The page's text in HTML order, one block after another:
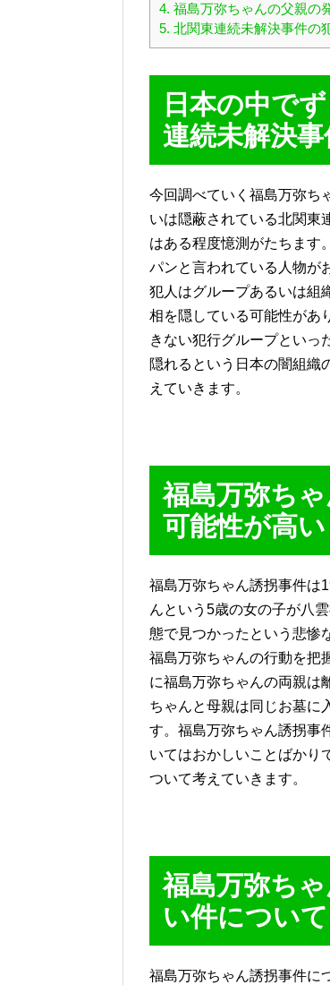
4. 福島万弥ちゃんの父親の
5. 北関東連続未解決事件の
日本の中で
連続未解決事
今回調べていく福島万弥ち
いは隠蔽されている北関東
はある程度憶測がたちます
パンと言われている人物が
犯人はグループあるいは組
相を隠している可能性があ
きない犯行グループといっ
隠れるという日本の闇組織
えていきます。
福島万弥ち
可能性が高い
福島万弥ちゃん誘拐事件は
んという5歳の女の子が八
態で見つかったという悲惨
福島万弥ちゃんの行動を把
に福島万弥ちゃんの両親は
ちゃんと母親は同じお墓に
す。福島万弥ちゃん誘拐事
いてはおかしいことばかり
ついて考えていきます。
福島万弥ち
い件について
福島万弥ちゃん誘拐事件に